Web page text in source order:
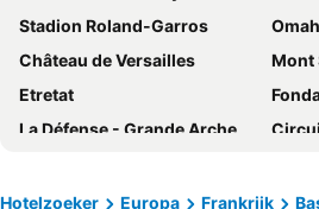
Stadion Roland-Garros
Château de Versailles
Mont
Etretat
La Défense - Grande Arche
Plage de Deauville
Hotelzoeker Europa Frankrijk